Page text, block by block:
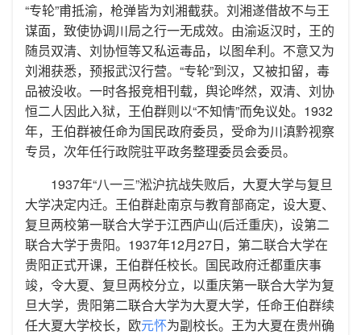
“专轮”甫抵渝，枪弹皆为刘湘截获。刘湘遂借故不与王
谋面，致使协调川局之行一无成效。由渝返汉时，王的
随员双清、刘协恒等又私运毒品，以图牟利。不意又为
刘湘获悉，预报武汉行营。“专轮”到汉，又被扣留，毒
品被没收。一时各报竞相刊载，舆论哗然，双清、刘协
恒二人因此入狱，王伯群则以“不知情”而免议处。1932
年，王伯群被任命为国民政府委员，受命为川滇黔视察
专员，次年任行政院驻平政务整理委员会委员。
1937年“八一三”淞沪抗战失败后，大夏大学与复旦
大学决定内迁。王伯群赴南京与教育部商定，设大夏、
复旦两校第一联合大学于江西庐山(后迁重庆)，设第二
联合大学于贵阳。1937年12月27日，第二联合大学在
贵阳正式开课，王伯群任校长。国民政府迁都重庆事
竣，令大夏、复旦两校分立，以重庆第一联合大学为复
旦大学，贵阳第二联合大学为大夏大学，任命王伯群续
任大夏大学校长，欧元怀为副校长。王为大夏在贵州确